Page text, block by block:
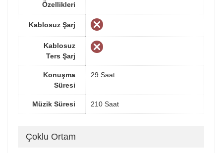
Özellikleri
Kablosuz Şarj
Kablosuz
Ters Şarj
Konuşma
Süresi
29 Saat
Müzik Süresi 210 Saat
Çoklu Ortam